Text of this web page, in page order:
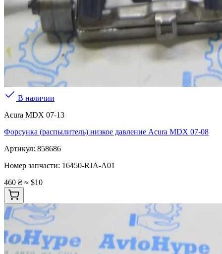
В наличии
Acura MDX 07-13
Форсунка (распылитель) низкое давление Acura MDX 07-08
Артикул: 858686
Номер запчасти: 16450-RJA-A01
460 ₴ ≈ $10